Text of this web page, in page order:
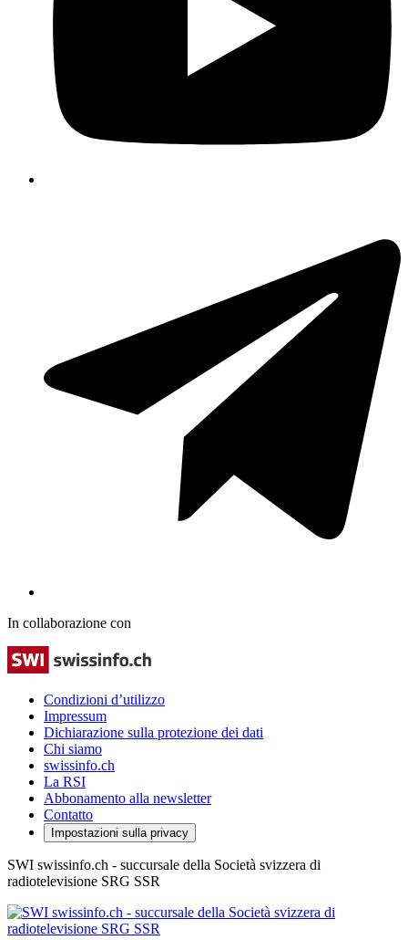
In collaborazione con
Condizioni d’utilizzo
Impressum
Dichiarazione sulla protezione dei dati
Chi siamo
swissinfo.ch
La RSI
Abbonamento alla newsletter
Contatto
Impostazioni sulla privacy
SWI swissinfo.ch - succursale della Società svizzera di
radiotelevisione SRG SSR